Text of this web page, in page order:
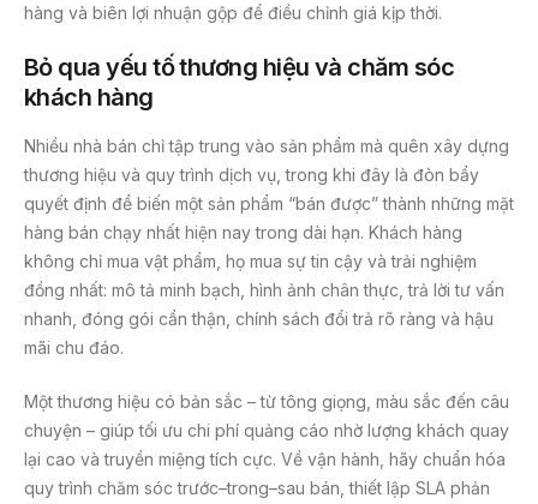
hàng và biên lợi nhuận gộp để điều chỉnh giá kịp thời.
Bỏ qua yếu tố thương hiệu và chăm sóc
khách hàng
Nhiều nhà bán chỉ tập trung vào sản phẩm mà quên xây dựng
thương hiệu và quy trình dịch vụ, trong khi đây là đòn bẩy
quyết định để biến một sản phẩm “bán được” thành những mặt
hàng bán chạy nhất hiện nay trong dài hạn. Khách hàng
không chỉ mua vật phẩm, họ mua sự tin cậy và trải nghiệm
đồng nhất: mô tả minh bạch, hình ảnh chân thực, trả lời tư vấn
nhanh, đóng gói cẩn thận, chính sách đổi trả rõ ràng và hậu
mãi chu đáo.
Một thương hiệu có bản sắc – từ tông giọng, màu sắc đến câu
chuyện – giúp tối ưu chi phí quảng cáo nhờ lượng khách quay
lại cao và truyền miệng tích cực. Về vận hành, hãy chuẩn hóa
quy trình chăm sóc trước–trong–sau bán, thiết lập SLA phản